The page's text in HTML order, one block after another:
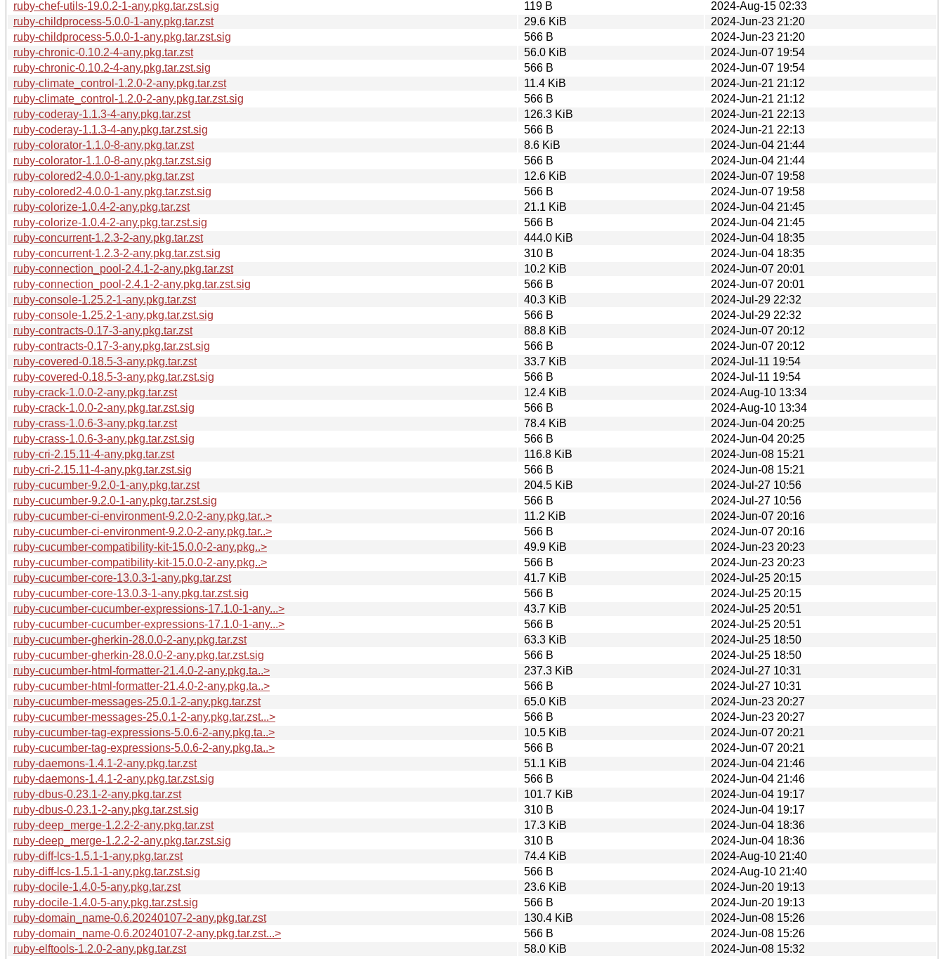
ruby-chef-utils-19.0.2-1-any.pkg.tar.zst.sig
119 B
2024-Aug-15 02:33
ruby-childprocess-5.0.0-1-any.pkg.tar.zst
29.6 KiB
2024-Jun-23 21:20
ruby-childprocess-5.0.0-1-any.pkg.tar.zst.sig
566 B
2024-Jun-23 21:20
ruby-chronic-0.10.2-4-any.pkg.tar.zst
56.0 KiB
2024-Jun-07 19:54
ruby-chronic-0.10.2-4-any.pkg.tar.zst.sig
566 B
2024-Jun-07 19:54
ruby-climate_control-1.2.0-2-any.pkg.tar.zst
11.4 KiB
2024-Jun-21 21:12
ruby-climate_control-1.2.0-2-any.pkg.tar.zst.sig
566 B
2024-Jun-21 21:12
ruby-coderay-1.1.3-4-any.pkg.tar.zst
126.3 KiB
2024-Jun-21 22:13
ruby-coderay-1.1.3-4-any.pkg.tar.zst.sig
566 B
2024-Jun-21 22:13
ruby-colorator-1.1.0-8-any.pkg.tar.zst
8.6 KiB
2024-Jun-04 21:44
ruby-colorator-1.1.0-8-any.pkg.tar.zst.sig
566 B
2024-Jun-04 21:44
ruby-colored2-4.0.0-1-any.pkg.tar.zst
12.6 KiB
2024-Jun-07 19:58
ruby-colored2-4.0.0-1-any.pkg.tar.zst.sig
566 B
2024-Jun-07 19:58
ruby-colorize-1.0.4-2-any.pkg.tar.zst
21.1 KiB
2024-Jun-04 21:45
ruby-colorize-1.0.4-2-any.pkg.tar.zst.sig
566 B
2024-Jun-04 21:45
ruby-concurrent-1.2.3-2-any.pkg.tar.zst
444.0 KiB
2024-Jun-04 18:35
ruby-concurrent-1.2.3-2-any.pkg.tar.zst.sig
310 B
2024-Jun-04 18:35
ruby-connection_pool-2.4.1-2-any.pkg.tar.zst
10.2 KiB
2024-Jun-07 20:01
ruby-connection_pool-2.4.1-2-any.pkg.tar.zst.sig
566 B
2024-Jun-07 20:01
ruby-console-1.25.2-1-any.pkg.tar.zst
40.3 KiB
2024-Jul-29 22:32
ruby-console-1.25.2-1-any.pkg.tar.zst.sig
566 B
2024-Jul-29 22:32
ruby-contracts-0.17-3-any.pkg.tar.zst
88.8 KiB
2024-Jun-07 20:12
ruby-contracts-0.17-3-any.pkg.tar.zst.sig
566 B
2024-Jun-07 20:12
ruby-covered-0.18.5-3-any.pkg.tar.zst
33.7 KiB
2024-Jul-11 19:54
ruby-covered-0.18.5-3-any.pkg.tar.zst.sig
566 B
2024-Jul-11 19:54
ruby-crack-1.0.0-2-any.pkg.tar.zst
12.4 KiB
2024-Aug-10 13:34
ruby-crack-1.0.0-2-any.pkg.tar.zst.sig
566 B
2024-Aug-10 13:34
ruby-crass-1.0.6-3-any.pkg.tar.zst
78.4 KiB
2024-Jun-04 20:25
ruby-crass-1.0.6-3-any.pkg.tar.zst.sig
566 B
2024-Jun-04 20:25
ruby-cri-2.15.11-4-any.pkg.tar.zst
116.8 KiB
2024-Jun-08 15:21
ruby-cri-2.15.11-4-any.pkg.tar.zst.sig
566 B
2024-Jun-08 15:21
ruby-cucumber-9.2.0-1-any.pkg.tar.zst
204.5 KiB
2024-Jul-27 10:56
ruby-cucumber-9.2.0-1-any.pkg.tar.zst.sig
566 B
2024-Jul-27 10:56
ruby-cucumber-ci-environment-9.2.0-2-any.pkg.tar..>
11.2 KiB
2024-Jun-07 20:16
ruby-cucumber-ci-environment-9.2.0-2-any.pkg.tar..>
566 B
2024-Jun-07 20:16
ruby-cucumber-compatibility-kit-15.0.0-2-any.pkg..>
49.9 KiB
2024-Jun-23 20:23
ruby-cucumber-compatibility-kit-15.0.0-2-any.pkg..>
566 B
2024-Jun-23 20:23
ruby-cucumber-core-13.0.3-1-any.pkg.tar.zst
41.7 KiB
2024-Jul-25 20:15
ruby-cucumber-core-13.0.3-1-any.pkg.tar.zst.sig
566 B
2024-Jul-25 20:15
ruby-cucumber-cucumber-expressions-17.1.0-1-any...>
43.7 KiB
2024-Jul-25 20:51
ruby-cucumber-cucumber-expressions-17.1.0-1-any...>
566 B
2024-Jul-25 20:51
ruby-cucumber-gherkin-28.0.0-2-any.pkg.tar.zst
63.3 KiB
2024-Jul-25 18:50
ruby-cucumber-gherkin-28.0.0-2-any.pkg.tar.zst.sig
566 B
2024-Jul-25 18:50
ruby-cucumber-html-formatter-21.4.0-2-any.pkg.ta..>
237.3 KiB
2024-Jul-27 10:31
ruby-cucumber-html-formatter-21.4.0-2-any.pkg.ta..>
566 B
2024-Jul-27 10:31
ruby-cucumber-messages-25.0.1-2-any.pkg.tar.zst
65.0 KiB
2024-Jun-23 20:27
ruby-cucumber-messages-25.0.1-2-any.pkg.tar.zst...>
566 B
2024-Jun-23 20:27
ruby-cucumber-tag-expressions-5.0.6-2-any.pkg.ta..>
10.5 KiB
2024-Jun-07 20:21
ruby-cucumber-tag-expressions-5.0.6-2-any.pkg.ta..>
566 B
2024-Jun-07 20:21
ruby-daemons-1.4.1-2-any.pkg.tar.zst
51.1 KiB
2024-Jun-04 21:46
ruby-daemons-1.4.1-2-any.pkg.tar.zst.sig
566 B
2024-Jun-04 21:46
ruby-dbus-0.23.1-2-any.pkg.tar.zst
101.7 KiB
2024-Jun-04 19:17
ruby-dbus-0.23.1-2-any.pkg.tar.zst.sig
310 B
2024-Jun-04 19:17
ruby-deep_merge-1.2.2-2-any.pkg.tar.zst
17.3 KiB
2024-Jun-04 18:36
ruby-deep_merge-1.2.2-2-any.pkg.tar.zst.sig
310 B
2024-Jun-04 18:36
ruby-diff-lcs-1.5.1-1-any.pkg.tar.zst
74.4 KiB
2024-Aug-10 21:40
ruby-diff-lcs-1.5.1-1-any.pkg.tar.zst.sig
566 B
2024-Aug-10 21:40
ruby-docile-1.4.0-5-any.pkg.tar.zst
23.6 KiB
2024-Jun-20 19:13
ruby-docile-1.4.0-5-any.pkg.tar.zst.sig
566 B
2024-Jun-20 19:13
ruby-domain_name-0.6.20240107-2-any.pkg.tar.zst
130.4 KiB
2024-Jun-08 15:26
ruby-domain_name-0.6.20240107-2-any.pkg.tar.zst...>
566 B
2024-Jun-08 15:26
ruby-elftools-1.2.0-2-any.pkg.tar.zst
58.0 KiB
2024-Jun-08 15:32